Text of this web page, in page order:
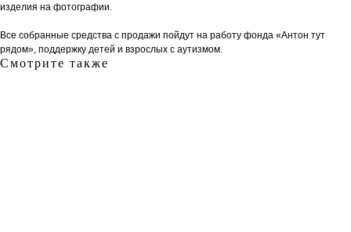
изделия на фотографии.
Все собранные средства с продажи пойдут на работу фонда «Антон тут
рядом», поддержку детей и взрослых с аутизмом.
Смотрите также